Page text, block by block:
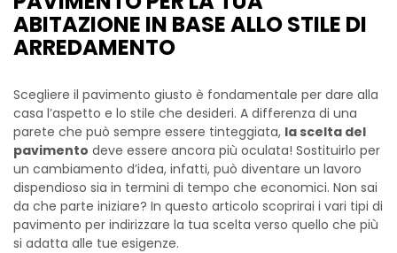
ABITAZIONE IN BASE ALLO STILE DI
ARREDAMENTO
Scegliere il pavimento giusto è fondamentale per dare alla
casa l’aspetto e lo stile che desideri. A differenza di una
parete che può sempre essere tinteggiata, la scelta del
pavimento deve essere ancora più oculata! Sostituirlo per
un cambiamento d’idea, infatti, può diventare un lavoro
dispendioso sia in termini di tempo che economici. Non sai
da che parte iniziare? In questo articolo scoprirai i vari tipi di
pavimento per indirizzare la tua scelta verso quello che più
si adatta alle tue esigenze.